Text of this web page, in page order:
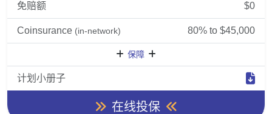
免赔额 $0
Coinsurance (in-network) 80% to $45,000
保障
计划小册子
在线投保